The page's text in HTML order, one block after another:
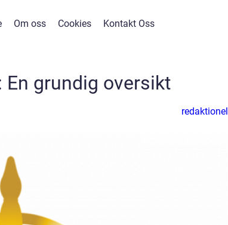
Om oss Cookies Kontakt Oss
grundig oversikt
redaktionel